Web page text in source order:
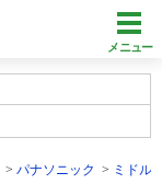
メニュー
パナソニック ミドル